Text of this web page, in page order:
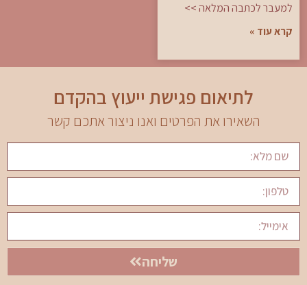
למעבר לכתבה המלאה >>
קרא עוד »
לתיאום פגישת ייעוץ בהקדם
השאירו את הפרטים ואנו ניצור אתכם קשר
שליחה